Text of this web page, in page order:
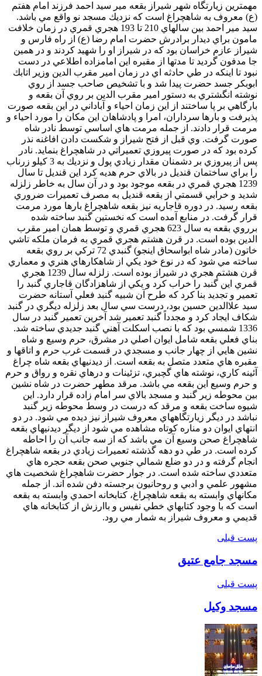
مهمترين زيارتگاه شهر شيراز بقعه مير سيد احمد فرزند امام هفتم
(ع) معروف به شاهچراغ است كه نزديك مسجد نو واقع مي باشد.
سيد مير احمد بين سالهاي 210 تا 193 هجري قمري در زمان خلافت
مامون براي ديدار برادرش حضرت امام رضا (ع) از راه فارس و
شيراز عازم خراسان بود كه در شيراز او را شهيد كردند و در همين
جا مدفون گرديد تا مدتها از مقبره اين امامزاده اطلاعي در دست
نبود تا اينكه در طي حادثه اي در زمان امير مقرب الدين وزير اتابك
ابوبكر جسد حضرت پيدا شد و با تشخيص صاحب جسد از روي
نوشته انگشتري به دستور امير مقرب الدين بر روي آن بقعه و
بارگاهي بر پا ساختند از اين زمان احياء و آباداني در اين بقعه صورت
پذيرفت و بارها سرداران، امرا و پادشاهان اين مكان را مورد احياء و
مرمت قرار دادند. از جمله مرمت هاي اساسي توسط نادر شاه
صورت گرفت. وي قبل از فتح شيراز و شكست دادن افاغنه نذر
كرده بود كه در صورت پيروزي تعميراتي در شاهچراغ بنمايد. نادر
پس از پيروزي بر دشمنان مقدار زيادي پول و نزديك به 3 كيلو زرناب
را براي ساختمان قنديل در بالاي حرم هديه كرد اين قنديل تا سال
1239 هجري قمري در بقعه موجود بود و در آن سال به خاطر زلزله
شديد و خرابي قسمتي از بقعه قنديل به مصرف تعميرات ضروري
بقعه رسيد. در دوره قاجاريه نيز بقعه شاهچراغ بارها مورد مرمت
قرار گرفت. در منابع آمده است كه نخستين گنبد ساخته شده
برروي بقعه به سال 623 هجري قمري و توسط همان امير مقرب
الدين بوده است. در قرن هشتم هجري قمري به فرمان ملكه تاشي
خاتون (مادر شاه ابواسحاق اينجو) گنبدي 72 تركي بر روي بقعه
ساخته مي شود كه در نوع خود يكي از شاهكارهاي هنري و معماري
قرن هشتم هجري در شيراز بوده است. زلزله سال 1239 هجري
قمري اين گنبد را خراب كرد و يكي از شاهزادگان قاجاري گنبد را
تعمير و تجديد بنا كرد كه طرح آن شبيه گنبد فعلي آستانه حضرت
سيد علاالدين حسين بود، درست سي سال بعد زلزله ديگري در گنبد
شكاف ايجاد كرد و مجدداً گنبد تعمير شد آخرين تعمير گنبد در سال
1336 شمسي بود كه با نصب اسكلت آهني گنبد جديدي ساخته شد.
بناي فعلي بقعه شامل ايوان اصلي در مشرق، حرم وسيع و شاه
نشين هايي از چهار جانب و مسجدي در قسمت غرب حرم و اتاقها و
مقبره هاي متعدد متصل به بقعه است. از ديدنيهاي بقعه شاه چراغ
آئينه كاري، نوشته هاي گچبري، تزئينات و درهاي نقره و رواق و حرم
و حرم وسيع اين بقعه مي باشد. مرقد مطهر حضرت در شاه نشين
بين محوطه زير گنبد و مسجد بالاي سر امام زاده قرار دارد. اين
شيوه ساخت بقعه و مرقد كه درست در وسط محوطه زير گنبد
نباشد در ديگر زيارتگاههاي معروف شيراز نيز ديده مي شود. در دو
انتهاي ايوان دو مناره كوتاه مشاهده مي شود از ديگر ديدنيهاي بقعه
شاهچراغ صحن وسيع آن مي باشد كه از سه جانب آن را احاطه
كرده است. در طي دو دهه گذشته تعميرات زيادي در بقعه شاهچراغ
انجام گرفته و در دو ضلع شمالي جنوبي صحن بقعه حجره هاي
متعددي ساخته شده است. در جوار حضرت شاهچراغ شخصيت هاي
مشهور علمي و ادبي و روحانيون برجسته دفن شده اند. از جمله
مكانهاي وابسته به بقعه شاهچراغ، كتابخانه احمدي وابسته به بقعه
است كه با وجود كتابهاي خطي نفيس و باارزش از كتابخانه هاي
قديمي و معروف شيراز به شمار مي رود.
پست قبلی
مسجد جامع عتیق
پست قبلی
مسجد وکیل